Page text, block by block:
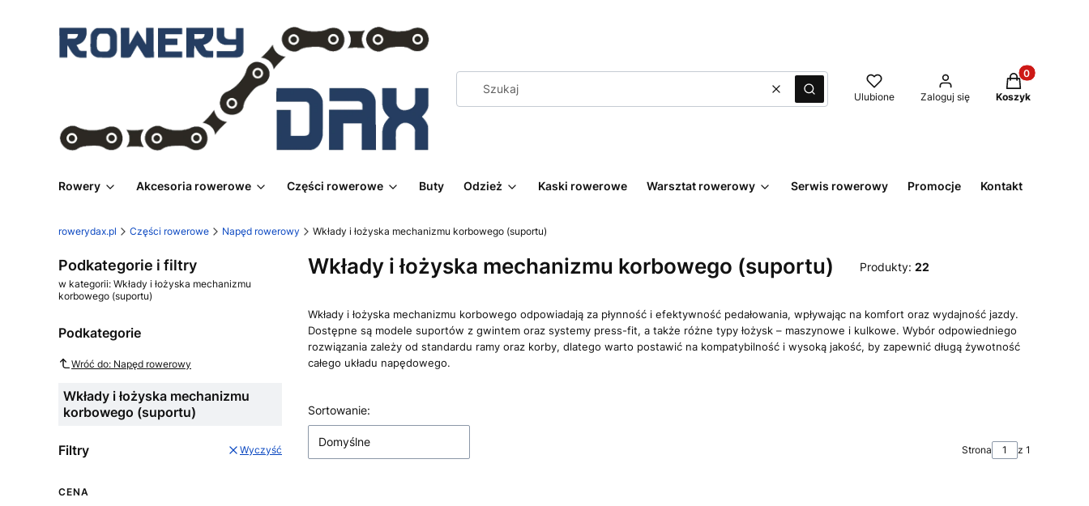
WyczyśćSzukaj Ulubione Zaloguj się
Produkty w
Koszyk
Rowery Akcesoria rowerowe Części rowerowe Buty Odzież Kaski rowerowe Warsztat rowerowy Serwis rowerowy Promocje Kontakt
rowerydax.pl Części rowerowe Napęd rowerowy Wkłady i łożyska mechanizmu korbowego (suportu)
Podkategorie i filtry
w kategorii: Wkłady i łożyska mechanizmu
korbowego (suportu)
Podkategorie
Wróć do: Napęd rowerowy
Wkłady i łożyska mechanizmu
korbowego (suportu)
Filtry Wyczyść
CENA
Wkłady i łożyska mechanizmu korbowego (suportu) Produkty: 22
Wkłady i łożyska mechanizmu korbowego odpowiadają za płynność i efektywność pedałowania, wpływając na komfort oraz wydajność jazdy.
Dostępne są modele suportów z gwintem oraz systemy press-fit, a także różne typy łożysk – maszynowe i kulkowe. Wybór odpowiedniego
rozwiązania zależy od standardu ramy oraz korby, dlatego warto postawić na kompatybilność i wysoką jakość, by zapewnić długą żywotność
całego układu napędowego.
Lista produktów
Sortowanie:
Domyślne
Strona z 1